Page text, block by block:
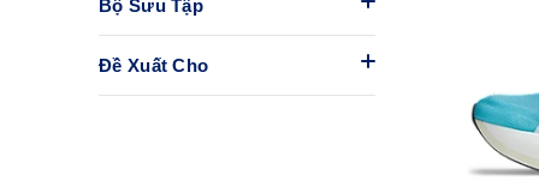
Bộ Sưu Tập
Đề Xuất Cho